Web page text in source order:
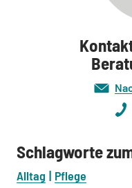
Schlagworte
Alltag Pflege